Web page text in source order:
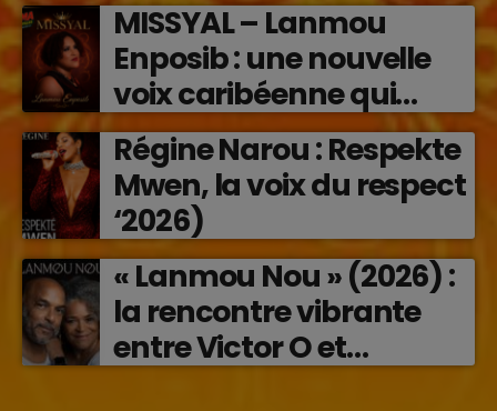
MISSYAL – Lanmou
Enposib : une nouvelle
voix caribéenne qui
transforme les émotions
en musique (2026)
Régine Narou : Respekte
Mwen, la voix du respect
‘2026)
« Lanmou Nou » (2026) :
la rencontre vibrante
entre Victor O et